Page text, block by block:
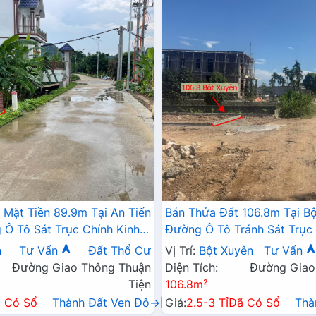
Mặt Tiền 89.9m Tại An Tiến
Tô Sát Trục Chính Kinh
Giá Chỉ Hơn Tỷ
Tư Vấn
Đất Thổ Cư
Đường Giao Thông Thuận
Tiện
Có Sổ Thành Đất Ven Đô→
Bán Thửa Đất 106.8m Tại
Đường Ô Tô Tránh Sát Trục
Doanh Liên Xã
Vị Trí: Bột Xuyên Tư Vấn
Diện Tích:
106.8m²
Đường
Giá:2.5-3 TỉĐã Có Sổ